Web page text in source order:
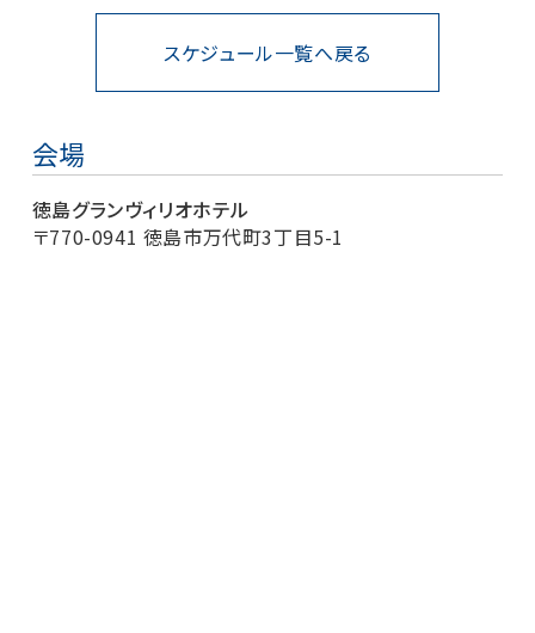
スケジュール一覧へ戻る
会場
徳島グランヴィリオホテル
〒770-0941 徳島市万代町3丁目5-1